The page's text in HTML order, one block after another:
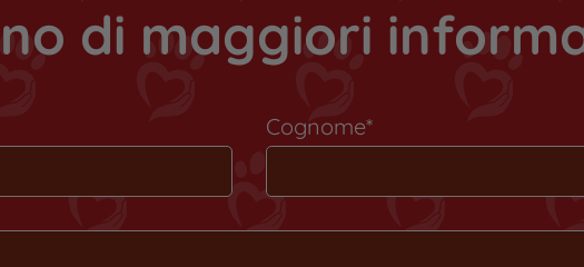
di maggiori
Cognome*